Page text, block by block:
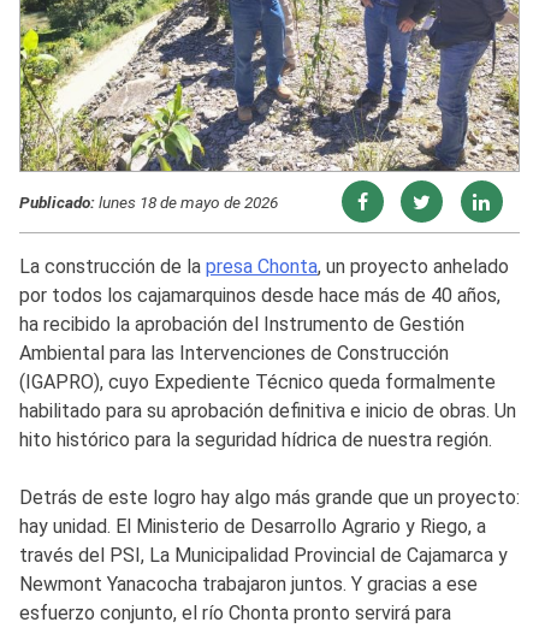
Publicado:lunes 18 de mayo de 2026
La construcción de la presa Chonta, un proyecto anhelado
por todos los cajamarquinos desde hace más de 40 años,
ha recibido la aprobación del Instrumento de Gestión
Ambiental para las Intervenciones de Construcción
(IGAPRO), cuyo Expediente Técnico queda formalmente
habilitado para su aprobación definitiva e inicio de obras. Un
hito histórico para la seguridad hídrica de nuestra región.
Detrás de este logro hay algo más grande que un proyecto:
hay unidad. El Ministerio de Desarrollo Agrario y Riego, a
través del PSI, La Municipalidad Provincial de Cajamarca y
Newmont Yanacocha trabajaron juntos. Y gracias a ese
esfuerzo conjunto, el río Chonta pronto servirá para